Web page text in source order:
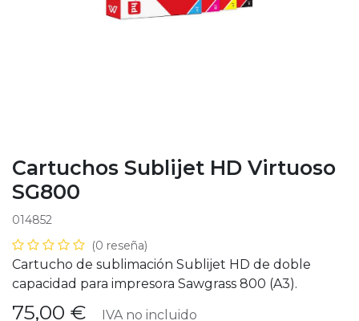
Cartuchos Sublijet HD Virtuoso
SG800
014852
(0 reseña)
Cartucho de sublimación Sublijet HD de doble
capacidad para impresora Sawgrass 800 (A3).
75,00 € IVA no incluido